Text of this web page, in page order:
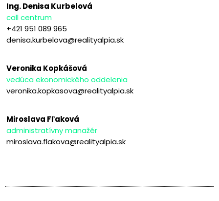
Ing. Denisa Kurbelová
call centrum
+421 951 089 965
denisa.kurbelova@realityalpia.sk
Veronika Kopkášová
vedúca ekonomického oddelenia
veronika.kopkasova@realityalpia.sk
Miroslava Fľaková
administratívny manažér
miroslava.flakova@realityalpia.sk